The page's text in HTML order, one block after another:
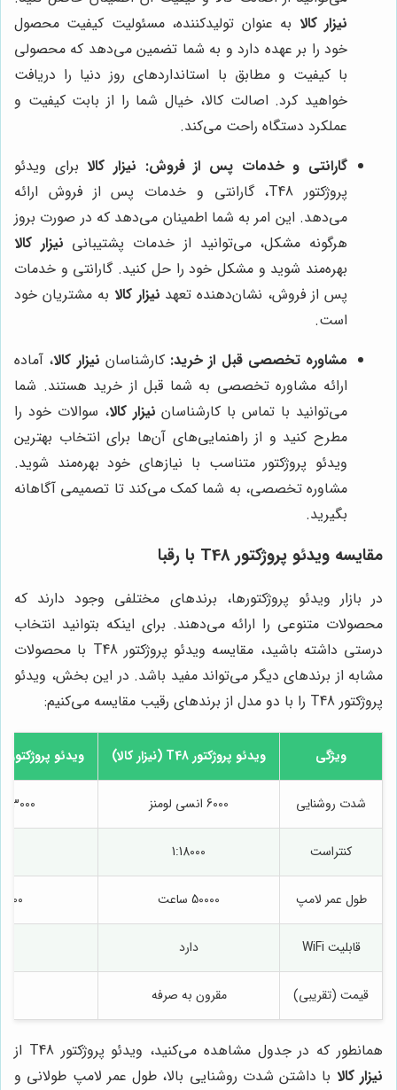
نیزار کالا به عنوان تولیدکننده، مسئولیت کیفیت محصول
خود را بر عهده دارد و به شما تضمین می‌دهد که محصولی
با کیفیت و مطابق با استانداردهای روز دنیا را دریافت
خواهید کرد. اصالت کالا، خیال شما را از بابت کیفیت و
عملکرد دستگاه راحت می‌کند.
گارانتی و خدمات پس از فروش: نیزار کالابرای ویدئو
پروژکتور T48، گارانتی و خدمات پس از فروش ارائه
می‌دهد. این امر به شما اطمینان می‌دهد که در صورت بروز
هرگونه مشکل، می‌توانید از خدمات پشتیبانی نیزار کالا
بهره‌مند شوید و مشکل خود را حل کنید. گارانتی و خدمات
پس از فروش، نشان‌دهنده تعهد نیزار کالا به مشتریان خود
است.
مشاوره تخصصی قبل از خرید: کارشناسان نیزار کالا، آماده
ارائه مشاوره تخصصی به شما قبل از خرید هستند. شما
می‌توانید با تماس با کارشناسان نیزار کالا، سوالات خود را
مطرح کنید و از راهنمایی‌های آن‌ها برای انتخاب بهترین
ویدئو پروژکتور متناسب با نیازهای خود بهره‌مند شوید.
مشاوره تخصصی، به شما کمک می‌کند تا تصمیمی آگاهانه
بگیرید.
مقایسه ویدئو پروژکتور T48 با رقبا
در بازار ویدئو پروژکتورها، برندهای مختلفی وجود دارند که
محصولات متنوعی را ارائه می‌دهند. برای اینکه بتوانید انتخاب
درستی داشته باشید، مقایسه ویدئو پروژکتور T48 با محصولات
مشابه از برندهای دیگر می‌تواند مفید باشد. در این بخش، ویدئو
پروژکتور T48 را با دو مدل از برندهای رقیب مقایسه می‌کنیم:
ویژگی ویدئو پروژکتور T48 ( نیزار کالا) ویدئو پروژکتور Epson EH-TW7100
شدت روشنایی 6000 انسی لومنز 3000 انسی لومنز
کنتراست 1:18000
طول عمر لامپ 50000 ساعت 5000 ساعت
قابلیت WiFi دارد
قیمت (تقریبی) مقرون به صرفه
همانطور که در جدول مشاهده می‌کنید، ویدئو پروژکتور T48 از
نیزار کالا با داشتن شدت روشنایی بالا، طول عمر لامپ طولانی و